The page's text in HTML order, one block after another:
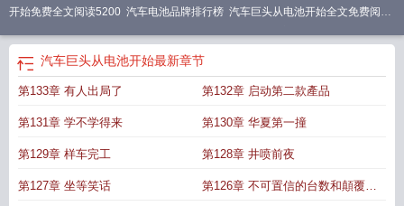
开始免费全文阅读5200 汽车电池品牌排行榜 汽车巨头从电池开始全文免费阅
123读书网
汽车巨头从电池开始TXT 汽车电池十大品牌
新 汽车巨头从电池开始顶点中文
电池开始在线无弹窗汽车巨头从电池开始全文汽车巨头从电池开始免费阅读
名品牌
汽车巨头从电池开始原著 汽车巨头从电池开始在线 汽车巨头从电池开始
TXT免费汽车巨头从电池开始无错版 汽车巨头从电池开始电子书
汽车巨头从电池开始最新章节
第133章 有人出局了 第132章 启动第二款產品
第131章 学不学得来 第130章 华夏第一撞
第129章 样车完工 第128章 井喷前夜
第127章 坐等笑话 第126章 不可置信的台数和顛覆性